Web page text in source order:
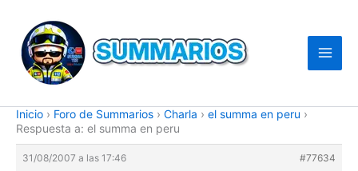
contenido
Inicio › Foro de Summarios › Charla › el summa en peru ›
Respuesta a: el summa en peru
31/08/2007 a las 17:46
#77634